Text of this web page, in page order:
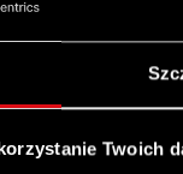
Twoich